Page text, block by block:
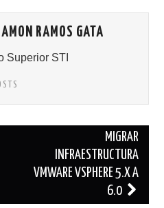
RAMOS GATA
Superior STI
MIGRAR
INFRAESTRUCTURA
VMWARE VSPHERE 5.X A
6.0